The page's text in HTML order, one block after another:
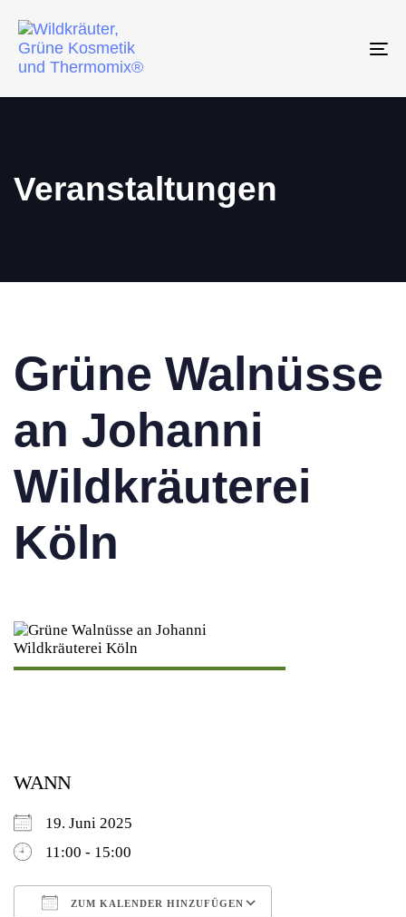
Veranstaltungen
Grüne Walnüsse
an Johanni
Wildkräuterei
Köln
WANN
19. Juni 2025
11:00 - 15:00
ZUM KALENDER HINZUFÜGEN